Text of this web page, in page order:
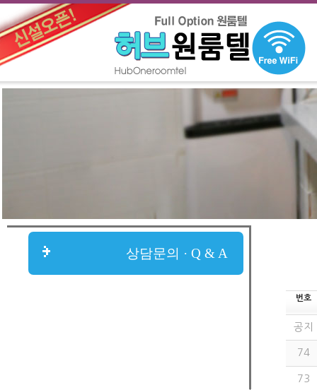
상담문의 · Q & A
번호
공지
74
73